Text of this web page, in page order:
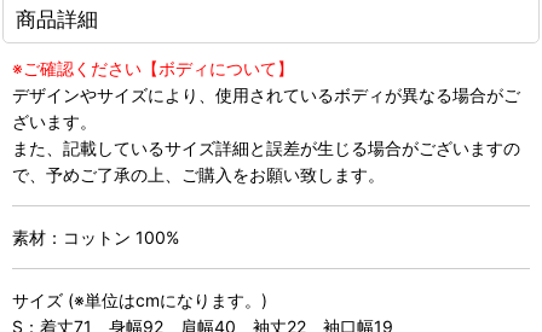
商品詳細
※ご確認ください【ボディについて】
デザインやサイズにより、使用されているボディが異なる場合がご
ざいます。
また、記載しているサイズ詳細と誤差が生じる場合がございますの
で、予めご了承の上、ご購入をお願い致します。
素材：コットン 100%
サイズ (※単位はcmになります。)
S：着丈71 身幅92 肩幅40 袖丈22 袖口幅19